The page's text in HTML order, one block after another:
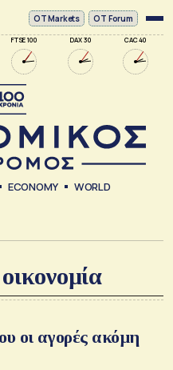
FTSE 100 DAX 30 CAC 40
ΟΤ Markets OT Forum
ECONOMY WORLD
οι αγορές ακόμη